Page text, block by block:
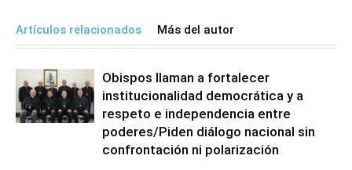
Artículos relacionados Más del autor
Obispos llaman a fortalecer
institucionalidad democrática y a
respeto e independencia entre
poderes/Piden diálogo nacional sin
confrontación ni polarización